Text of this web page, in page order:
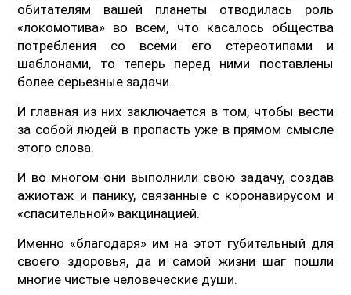
обитателям вашей планеты отводилась роль
«локомотива» во всем, что касалось общества
потребления со всеми его стереотипами и
шаблонами, то теперь перед ними поставлены
более серьезные задачи.
И главная из них заключается в том, чтобы вести
за собой людей в пропасть уже в прямом смысле
этого слова.
И во многом они выполнили свою задачу, создав
ажиотаж и панику, связанные с коронавирусом и
«спасительной» вакцинацией.
Именно «благодаря» им на этот губительный для
своего здоровья, да и самой жизни шаг пошли
многие чистые человеческие души.